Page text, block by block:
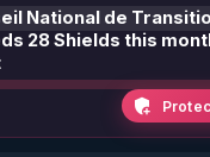
28 Shields this